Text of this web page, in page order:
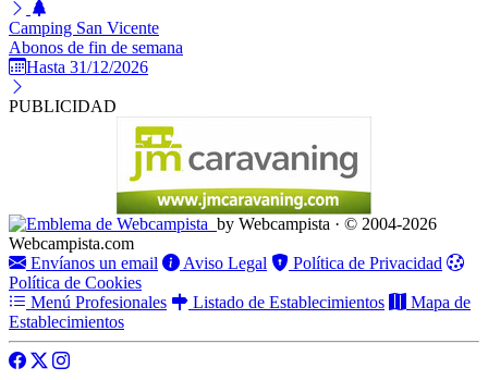
Camping San Vicente
Abonos de fin de semana
Hasta 31/12/2026
PUBLICIDAD
by Webcampista · © 2004-2026
Webcampista.com
Envíanos un email
Aviso Legal
Política de Privacidad
Política de Cookies
Menú Profesionales
Listado de Establecimientos
Mapa de
Establecimientos